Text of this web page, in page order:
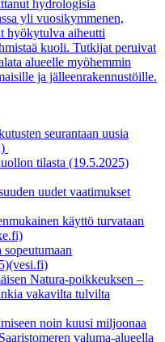
hydrologisia
yli vuosikymmenen,
hyökytulva aiheutti
kuoli. Tutkijat peruivat
alueelle myöhemmin
ja jälleenrakennustöille.
seurantaan uusia
tilasta (19.5.2025)
uudet vaatimukset
käyttö turvataan
Natura-poikkeuksen –
vakavilta tulvilta
noin kuusi miljoonaa
valuma-alueella